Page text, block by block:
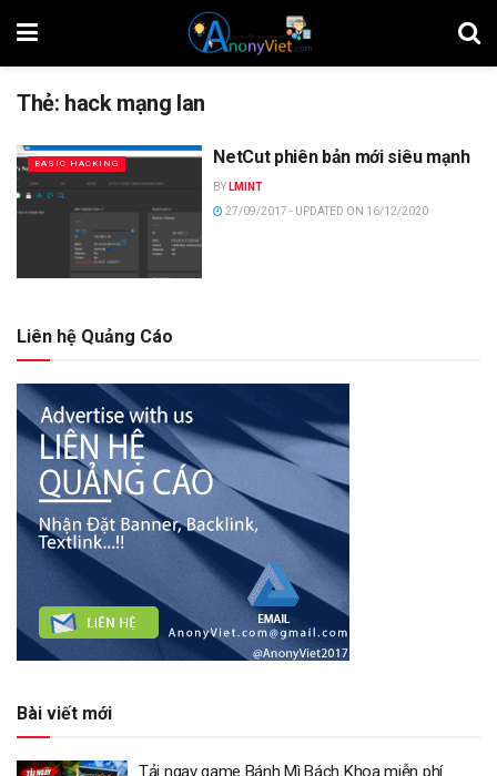
Thẻ: hack mạng lan
BASIC HACKING NetCut phiên bản mới siêu mạnh
BY LMINT
27/09/2017 - UPDATED ON 16/12/2020
Liên hệ Quảng Cáo
Bài viết mới
Tải ngay game Bánh Mì Bách Khoa miễn phí